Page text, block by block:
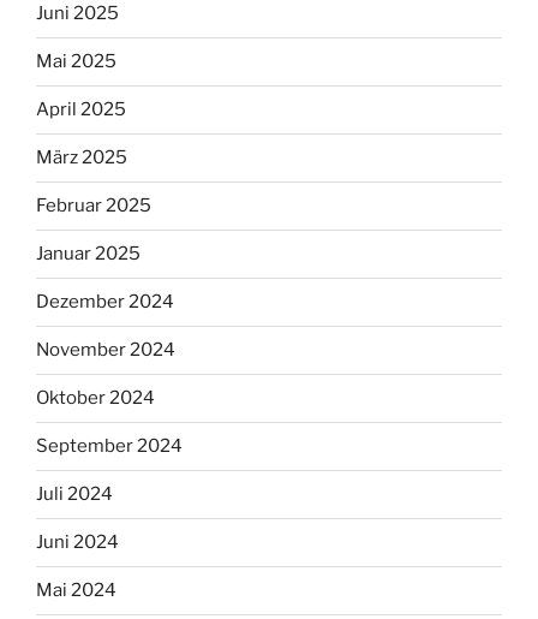
Juni 2025
Mai 2025
April 2025
März 2025
Februar 2025
Januar 2025
Dezember 2024
November 2024
Oktober 2024
September 2024
Juli 2024
Juni 2024
Mai 2024